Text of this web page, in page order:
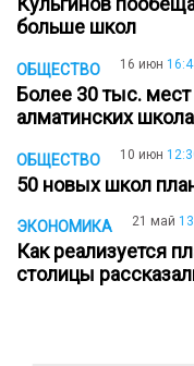
больше школ
ОБЩЕСТВО 16 июн
Более 30 тыс.
алматинских
ОБЩЕСТВО 10 июн
50 новых школ
ЭКОНОМИКА 21 май
Как реализуется
столицы